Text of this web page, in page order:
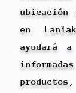
ubicación
en
ayudará